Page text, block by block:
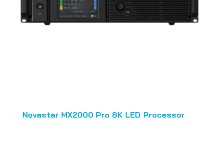
Novastar MX2000 Pro 8K LED Processor